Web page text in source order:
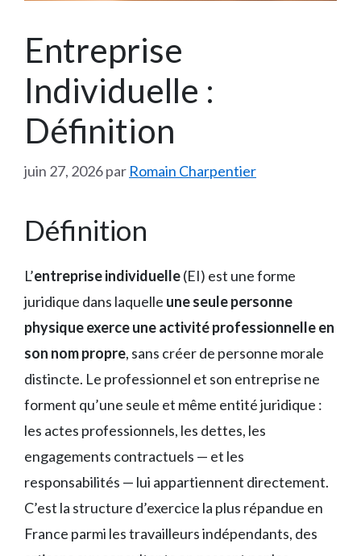
Entreprise
Individuelle :
Définition
juin 27, 2026par Romain Charpentier
Définition
L’entreprise individuelle(EI) est une forme
juridique dans laquelle une seule personne
physique exerce une activité professionnelle en
son nom propre, sans créer de personne morale
distincte. Le professionnel et son entreprise ne
forment qu’une seule et même entité juridique :
les actes professionnels, les dettes, les
engagements contractuels — et les
responsabilités — lui appartiennent directement.
C’est la structure d’exercice la plus répandue en
France parmi les travailleurs indépendants, des